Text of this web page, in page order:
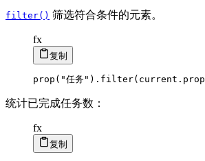
filter() 筛选符合条件的元素。
fx
复制
prop ( "任务" ) . filter( current . prop
统计已完成任务数：
fx
复制